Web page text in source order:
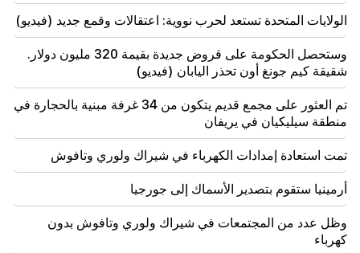
21:42
أصبحت التفاصيل حول ضحايا إطلاق النار في المدرسة
التايلاندية معروفة
21:30
أين ذهب النوع الأرمني المتطلب؟ كارين نالتشاجيان تتحدث
عن تكوين النفس الأرمنية الوجه الوطني (فيديو)
21:25
مضيق هرمز قد يفقد أهميته الاستراتيجية
الولايات المتحدة تستعد لحرب نووية: اعتقالات وقمع جديد (فيديو)
وستحصل الحكومة على قروض جديدة بقيمة 320 مليون دولار.
شقيقة كيم جونغ أون تحذر اليابان (فيديو)
تم العثور على مجمع قديم يتكون من 34 غرفة مبنية بالحجارة في
منطقة سيليكيان في يريفان
تمت استعادة إمدادات الكهرباء في شيراك ولوري وتافوش
أرمينيا ستقوم بتصدير الأسماك إلى جورجيا
وظل عدد من المجتمعات في شيراك ولوري وتافوش بدون
كهرباء